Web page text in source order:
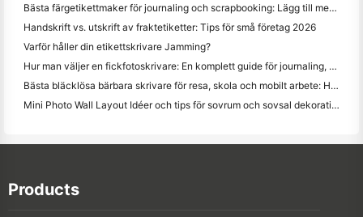
Bästa färgetikettmaker för journaling och scrapbooking: Lägg till mer färg på varje sida
Handskrift vs. utskrift av fraktetiketter: Tips för små företag 2026
Varför håller din etikettskrivare Jamming?
Hur man väljer en fickfotoskrivare: En komplett guide för journaling, resor och iPhone-användare
Bästa bläcklösa bärbara skrivare för resa, skola och mobilt arbete: Hanin MT620 Pro Review
Mini Photo Wall Layout Idéer och tips för sovrum och sovsal dekoration
Products